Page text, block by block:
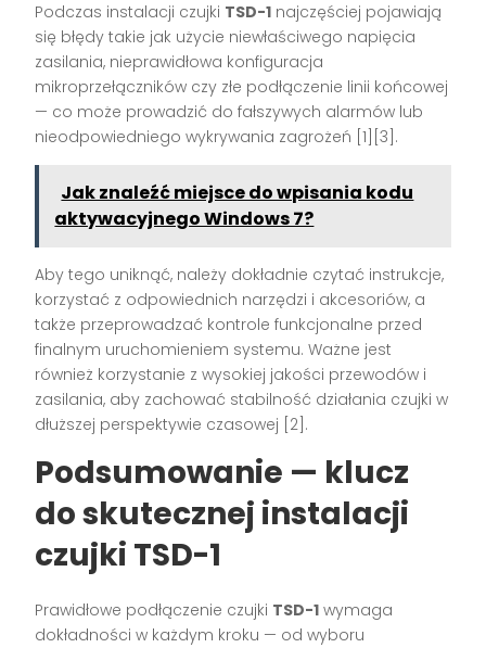
Podczas instalacji czujki TSD-1 najczęściej pojawiają
się błędy takie jak użycie niewłaściwego napięcia
zasilania, nieprawidłowa konfiguracja
mikroprzełączników czy złe podłączenie linii końcowej
— co może prowadzić do fałszywych alarmów lub
nieodpowiedniego wykrywania zagrożeń [1][3].
Jak znaleźć miejsce do wpisania kodu
aktywacyjnego Windows 7?
Aby tego uniknąć, należy dokładnie czytać instrukcje,
korzystać z odpowiednich narzędzi i akcesoriów, a
także przeprowadzać kontrole funkcjonalne przed
finalnym uruchomieniem systemu. Ważne jest
również korzystanie z wysokiej jakości przewodów i
zasilania, aby zachować stabilność działania czujki w
dłuższej perspektywie czasowej [2].
Podsumowanie — klucz
do skutecznej instalacji
czujki TSD-1
Prawidłowe podłączenie czujki TSD-1 wymaga
dokładności w każdym kroku — od wyboru